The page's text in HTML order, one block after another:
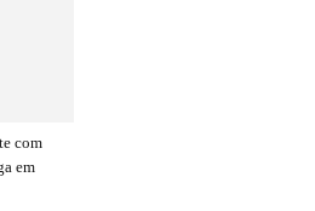
com
em